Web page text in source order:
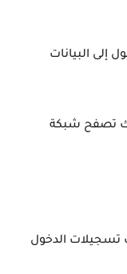
إلى البيانات
تصفح شبكة
تسجيلات الدخول